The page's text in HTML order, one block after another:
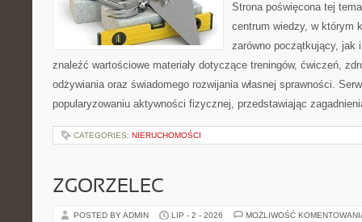
Strona poświęcona tej
centrum wiedzy, w którym
zarówno początkujący, jak
znaleźć wartościowe materiały dotyczące treningów, ćwiczeń,
odżywiania oraz świadomego rozwijania własnej sprawności.
popularyzowaniu aktywności fizycznej, przedstawiając
CATEGORIES: NIERUCHOMOŚCI
ZGORZELEC
POSTED BY ADMIN LIP - 2 - 2026 MOŻLIWOŚĆ